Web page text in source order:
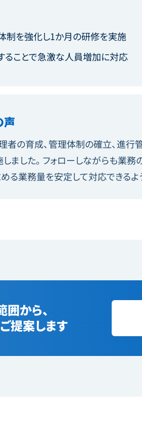
制を強化し1か月の研修を実施
ることで急激な人員増加に対応
声
の育成、管理体制の確立、進行
ました。フォローしながらも業務
る業務量を安定して対応できるよ
から、
提案します